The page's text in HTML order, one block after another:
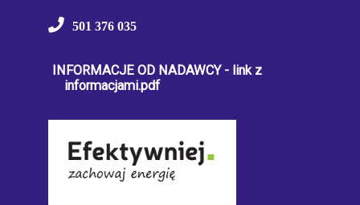
501 376 035
INFORMACJE OD NADAWCY - link z
informacjami.pdf